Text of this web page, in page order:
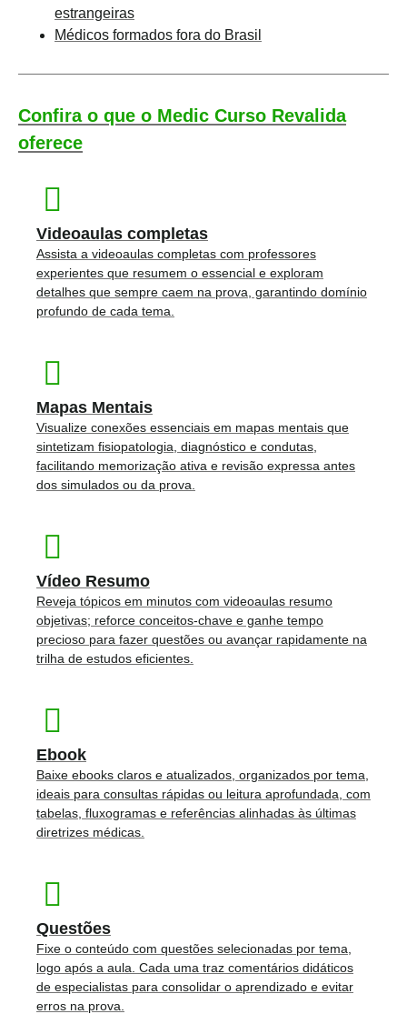
estrangeiras
Médicos formados fora do Brasil
Confira o que o Medic Curso Revalida
oferece
Videoaulas completas
Assista a videoaulas completas com professores
experientes que resumem o essencial e exploram
detalhes que sempre caem na prova, garantindo domínio
profundo de cada tema.
Mapas Mentais
Visualize conexões essenciais em mapas mentais que
sintetizam fisiopatologia, diagnóstico e condutas,
facilitando memorização ativa e revisão expressa antes
dos simulados ou da prova.
Vídeo Resumo
Reveja tópicos em minutos com videoaulas resumo
objetivas; reforce conceitos-chave e ganhe tempo
precioso para fazer questões ou avançar rapidamente na
trilha de estudos eficientes.
Ebook
Baixe ebooks claros e atualizados, organizados por tema,
ideais para consultas rápidas ou leitura aprofundada, com
tabelas, fluxogramas e referências alinhadas às últimas
diretrizes médicas.
Questões
Fixe o conteúdo com questões selecionadas por tema,
logo após a aula. Cada uma traz comentários didáticos
de especialistas para consolidar o aprendizado e evitar
erros na prova.